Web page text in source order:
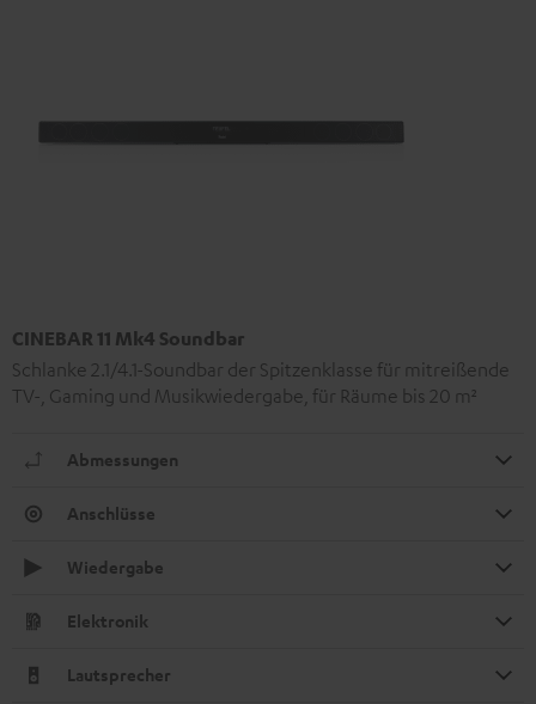
CINEBAR 11 Mk4 Soundbar
Schlanke 2.1/4.1-Soundbar der Spitzenklasse für mitreißende
TV-, Gaming und Musikwiedergabe, für Räume bis 20 m²
Abmessungen
Anschlüsse
Wiedergabe
Elektronik
Lautsprecher